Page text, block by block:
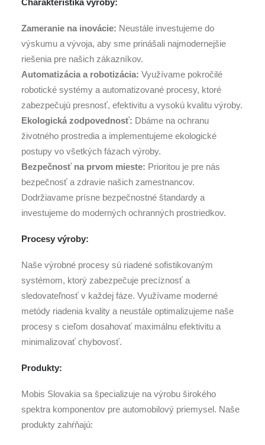
Charakteristika výroby:
Zameranie na inovácie: Neustále investujeme do
výskumu a vývoja, aby sme prinášali najmodernejšie
riešenia pre našich zákazníkov.
Automatizácia a robotizácia: Využívame pokročilé
robotické systémy a automatizované procesy, ktoré
zabezpečujú presnosť, efektivitu a vysokú kvalitu výroby.
Ekologická zodpovednosť: Dbáme na ochranu
životného prostredia a implementujeme ekologické
postupy vo všetkých fázach výroby.
Bezpečnosť na prvom mieste: Prioritou je pre nás
bezpečnosť a zdravie našich zamestnancov.
Dodržiavame prísne bezpečnostné štandardy a
investujeme do moderných ochranných prostriedkov.
Procesy výroby:
Naše výrobné procesy sú riadené sofistikovaným
systémom, ktorý zabezpečuje precíznosť a
sledovateľnosť v každej fáze. Využívame moderné
metódy riadenia kvality a neustále optimalizujeme naše
procesy s cieľom dosahovať maximálnu efektivitu a
minimalizovať chybovosť.
Produkty:
Mobis Slovakia sa špecializuje na výrobu širokého
spektra komponentov pre automobilový priemysel. Naše
produkty zahŕňajú: